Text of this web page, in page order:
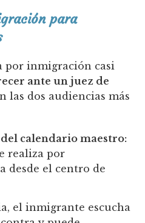
para
por inmigración casi
ante un juez de
las dos audiencias más
calendario maestro:
realiza por
desde el centro de
el inmigrante escucha